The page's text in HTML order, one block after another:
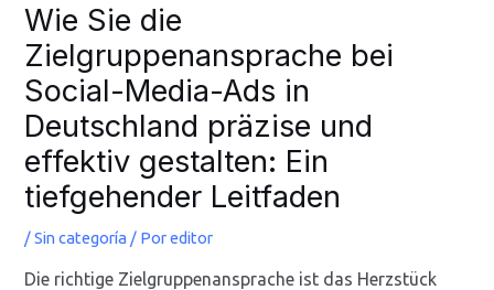
Wie Sie die
Zielgruppenansprache bei
Social-Media-Ads in
Deutschland präzise und
effektiv gestalten: Ein
tiefgehender Leitfaden
/Sin categoría / Poreditor
Die richtige Zielgruppenansprache ist das Herzstück
entradas